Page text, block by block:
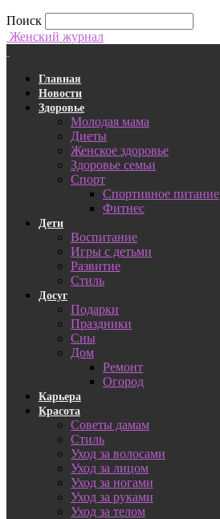
Поиск
Женский журнал
Главная
Новости
Здоровье
Молодая мама
Диеты
Женское здоровье
Здоровье семьи
Спорт
Спортивное питание
Фитнес
Дети
Воспитание
Игры с детьми
Развитие
Стиль
Досуг
Подарки
Праздники
Сны
Дом
Ремонт
Огород
Карьера
Красота
Советы дамам
Стиль
Уход за волосами
Уход за лицом
Уход за ногами
Уход за руками
Уход за телом